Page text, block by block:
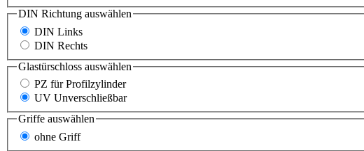
DIN Richtung auswählen
DIN Links
DIN Rechts
Glastürschloss auswählen
PZ für Profilzylinder
UV Unverschließbar
Griffe auswählen
ohne Griff